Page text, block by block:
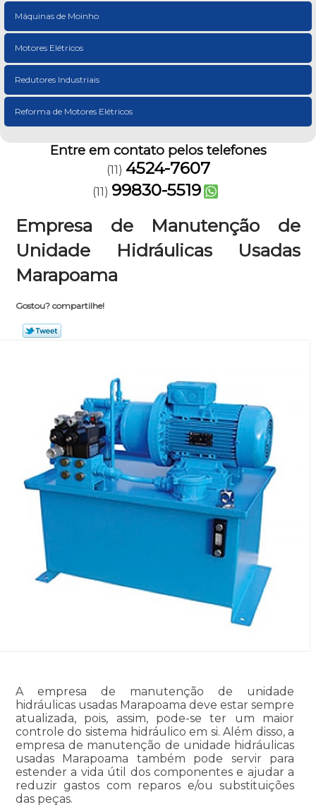
Máquinas de Moinho
Motores Elétricos
Redutores Industriais
Reforma de Motores Elétricos
Entre em contato pelos telefones
(11) 4524-7607
(11) 99830-5519
Empresa de Manutenção de
Unidade Hidráulicas Usadas
Marapoama
Gostou? compartilhe!
A empresa de manutenção de unidade
hidráulicas usadas Marapoama deve estar sempre
atualizada, pois, assim, pode-se ter um maior
controle do sistema hidráulico em si. Além disso, a
empresa de manutenção de unidade hidráulicas
usadas Marapoama também pode servir para
estender a vida útil dos componentes e ajudar a
reduzir gastos com reparos e/ou substituições
das peças.